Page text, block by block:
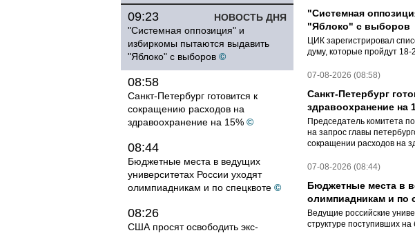
НОВОСТЬ ДНЯ
09:23
"Системная оппозиция" и
избиркомы пытаются выдавить
"Яблоко" с выборов ©
08:58
Санкт-Петербург готовится к
сокращению расходов на
здравоохранение на 15% ©
08:44
Бюджетные места в ведущих
университетах России уходят
олимпиадникам и по спецквоте ©
08:26
США просят освободить экс-
"Системная
"Яблоко" с выборов
ЦИК зарегистрировал
думу, которые пройдут 18-
07-08-2026 (08:58)
Санкт-Петербург
здравоохранение на
Председатель комитета
на запрос главы
сокращении расходов на
07-08-2026 (08:44)
Бюджетные места в
олимпиадникам и по
Ведущие российские
структуре поступивших